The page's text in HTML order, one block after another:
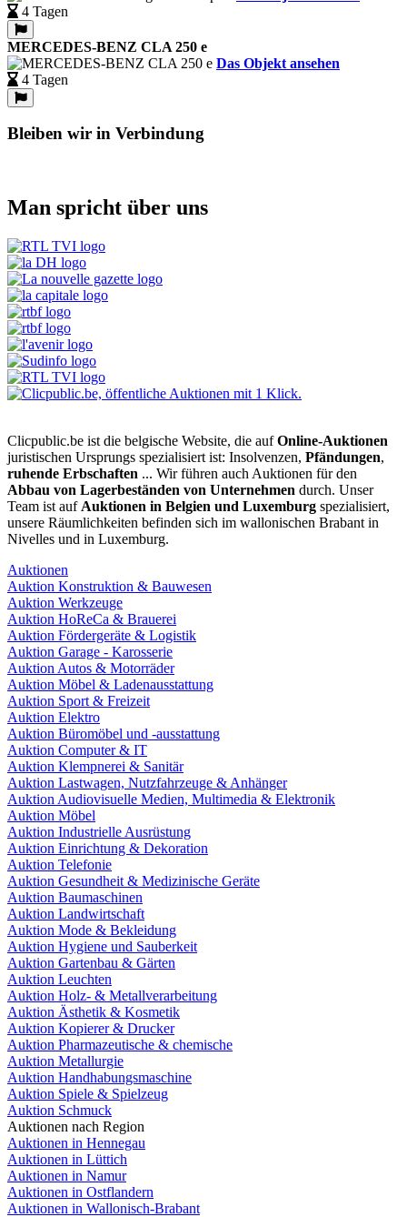
4 Tagen
MERCEDES-BENZ CLA 250 e
Das Objekt ansehen
4 Tagen
Bleiben wir in Verbindung
Man spricht über uns
Clicpublic.be ist die belgische Website, die aufOnline-Auktionen
juristischen Ursprungs spezialisiert ist: Insolvenzen, Pfändungen,
ruhende Erbschaften ... Wir führen auch Auktionen für den
Abbau von Lagerbeständen von Unternehmen durch. Unser
Team ist auf Auktionen in Belgien und Luxemburg spezialisiert,
unsere Räumlichkeiten befinden sich im wallonischen Brabant in
Nivelles und in Luxemburg.
Auktionen
Auktion Konstruktion & Bauwesen
Auktion Werkzeuge
Auktion HoReCa & Brauerei
Auktion Fördergeräte & Logistik
Auktion Garage - Karosserie
Auktion Autos & Motorräder
Auktion Möbel & Ladenausstattung
Auktion Sport & Freizeit
Auktion Elektro
Auktion Büromöbel und -ausstattung
Auktion Computer & IT
Auktion Klempnerei & Sanitär
Auktion Lastwagen, Nutzfahrzeuge & Anhänger
Auktion Audiovisuelle Medien, Multimedia & Elektronik
Auktion Möbel
Auktion Industrielle Ausrüstung
Auktion Einrichtung & Dekoration
Auktion Telefonie
Auktion Gesundheit & Medizinische Geräte
Auktion Baumaschinen
Auktion Landwirtschaft
Auktion Mode & Bekleidung
Auktion Hygiene und Sauberkeit
Auktion Gartenbau & Gärten
Auktion Leuchten
Auktion Holz- & Metallverarbeitung
Auktion Ästhetik & Kosmetik
Auktion Kopierer & Drucker
Auktion Pharmazeutische & chemische
Auktion Metallurgie
Auktion Handhabungsmaschine
Auktion Spiele & Spielzeug
Auktion Schmuck
Auktionen nach Region
Auktionen in Hennegau
Auktionen in Lüttich
Auktionen in Namur
Auktionen in Ostflandern
Auktionen in Wallonisch-Brabant